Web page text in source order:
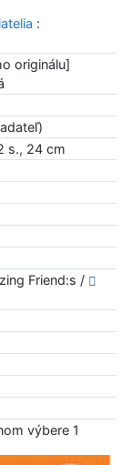
:
originálu]
s., 24 cm
Friend:s /
výbere 1